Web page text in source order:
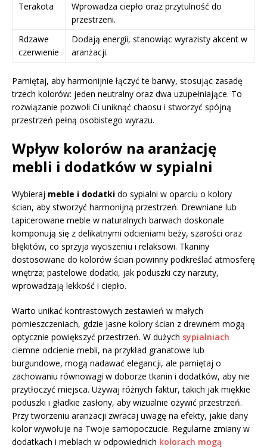
Terakota
Wprowadza ciepło oraz przytulność do
przestrzeni.
Rdzawe
czerwienie
Dodają energii, stanowiąc wyrazisty akcent w
aranżacji.
Pamiętaj, aby harmonijnie łączyć te barwy, stosując zasadę
trzech kolorów: jeden neutralny oraz dwa uzupełniające. To
rozwiązanie pozwoli Ci uniknąć chaosu i stworzyć spójną
przestrzeń pełną osobistego wyrazu.
Wpływ kolorów na aranżację
mebli i dodatków w sypialni
Wybieraj meble i dodatki do sypialni w oparciu o kolory
ścian, aby stworzyć harmonijną przestrzeń. Drewniane lub
tapicerowane meble w naturalnych barwach doskonale
komponują się z delikatnymi odcieniami beży, szarości oraz
błękitów, co sprzyja wyciszeniu i relaksowi. Tkaniny
dostosowane do kolorów ścian powinny podkreślać atmosferę
wnętrza; pastelowe dodatki, jak poduszki czy narzuty,
wprowadzają lekkość i ciepło.
Warto unikać kontrastowych zestawień w małych
pomieszczeniach, gdzie jasne kolory ścian z drewnem mogą
optycznie powiększyć przestrzeń. W dużych sypialniach
ciemne odcienie mebli, na przykład granatowe lub
burgundowe, mogą nadawać elegancji, ale pamiętaj o
zachowaniu równowagi w doborze tkanin i dodatków, aby nie
przytłoczyć miejsca. Używaj różnych faktur, takich jak miękkie
poduszki i gładkie zasłony, aby wizualnie ożywić przestrzeń.
Przy tworzeniu aranżacji zwracaj uwagę na efekty, jakie dany
kolor wywołuje na Twoje samopoczucie. Regularne zmiany w
dodatkach i meblach w odpowiednich kolorach mogą